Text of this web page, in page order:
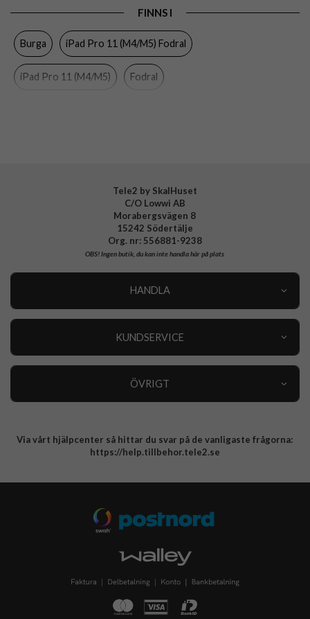
Pennhållare, Sov/Vakna funktion
Färg
Hårdplast (PC), Konstläder, Mjukplast (TPU)
FINNS I
Burga iPad Pro 11 (M4/M5) Fodral
iPad Pro 11 (M4/M5) Fodral
Tele2 by SkalHuset
C/O Lowwi AB
Morabergsvägen 8
15242 Södertälje
Org. nr: 556881-9238
OBS!Ingen butik, du kan inte handla här på plats
HANDLA
KUNDSERVICE
ÖVRIGT
Integritetspolicy
Via vårt hjälpcenter så hittar du svar på de vanligaste frågorna:
https://help.tillbehor.tele2.se